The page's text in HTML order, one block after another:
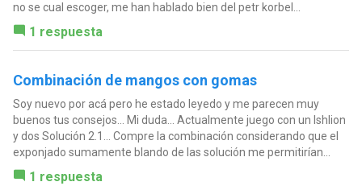
no se cual escoger, me han hablado bien del petr korbel...
1 respuesta
Combinación de mangos con gomas
Soy nuevo por acá pero he estado leyedo y me parecen muy
buenos tus consejos... Mi duda... Actualmente juego con un Ishlion
y dos Solución 2.1... Compre la combinación considerando que el
exponjado sumamente blando de las solución me permitirían...
1 respuesta